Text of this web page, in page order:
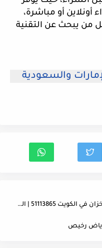
أونلاين أو مباشرة،
من يبحث عن التقنية
والسعودية
تركيب غسالات أوتوماتيك وعوامات الخزان في الكويت 51113865 | الحل الأمثل للأداء الأمثلخدمات سباك صحي الكويت الاحترافية
رخيص